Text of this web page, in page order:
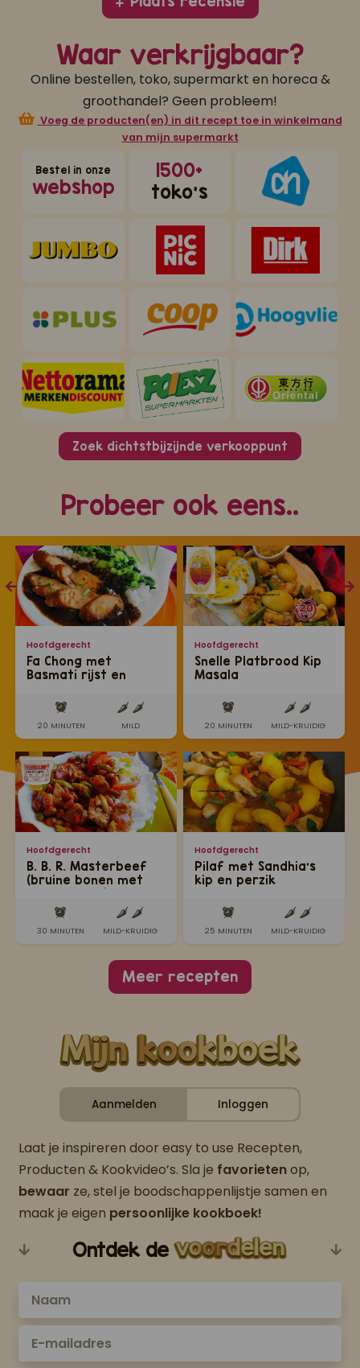
Waar verkrijgbaar?
Online bestellen, toko, supermarkt en horeca &
groothandel? Geen probleem!
Voeg de producten(en) in dit recept toe in winkelmand
van mijn supermarkt
Bestel in onze
webshop
1500+
toko's
Zoek dichtstbijzijnde verkooppunt
Probeer ook eens..
Hoofdgerecht
Fa Chong met
Basmati rijst en
20 MINUTEN MILD
Hoofdgerecht
B. B. R. Masterbeef
(bruine bonen met
30 MINUTEN MILD-KRUIDIG
Hoofdgerecht
Snelle Platbrood Kip
Masala
20 MINUTEN MILD-KRUIDIG
Hoofdgerecht
Pilaf met Sandhia's
kip en perzik
25 MINUTEN MILD-KRUIDIG
Meer recepten
Aanmelden Inloggen
Laat je inspireren door easy to use Recepten,
Producten & Kookvideo’s. Sla je favorietenop,
bewaar ze, stel je boodschappenlijstje samen en
maak je eigen persoonlijke kookboek!
Ontdek de